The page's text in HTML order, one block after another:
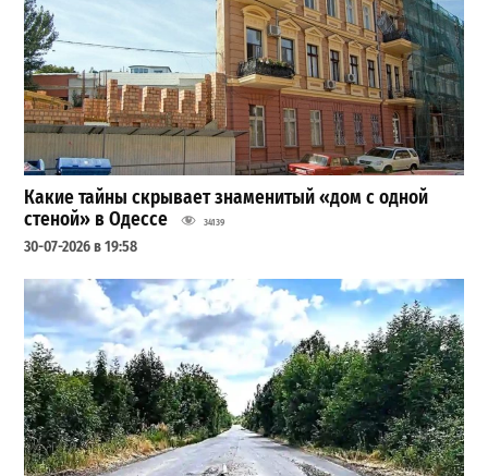
Какие тайны скрывает знаменитый «дом с одной
стеной» в Одессе
34139
30-07-2026 в 19:58